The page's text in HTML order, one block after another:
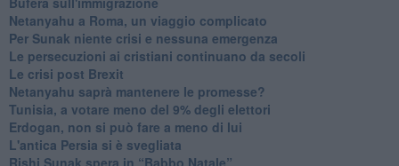
Netanyahu a Roma, un viaggio complicato
Per Sunak niente crisi e nessuna emergenza
Le persecuzioni ai cristiani continuano da secoli
Le crisi post Brexit
Netanyahu saprà mantenere le promesse?
Tunisia, a votare meno del 9% degli elettori
Erdogan, non si può fare a meno di lui
L'antica Persia si è svegliata
Rishi Sunak spera in “Babbo Natale”